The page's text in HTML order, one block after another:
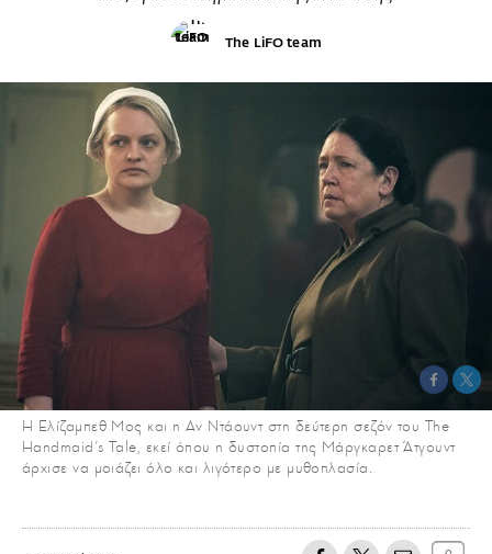
The LiFO team
Η Ελίζαμπεθ Μος και η Αν Ντάουντ στη δεύτερη σεζόν του The
Handmaid’s Tale, εκεί όπου η δυστοπία της Μάργκαρετ Άτγουντ
άρχισε να μοιάζει όλο και λιγότερο με μυθοπλασία.